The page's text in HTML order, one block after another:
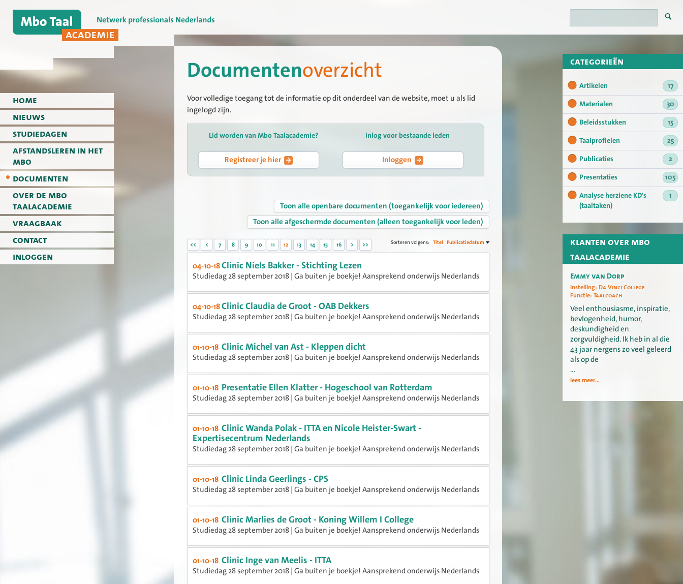
home
nieuws
studiedagen
afstandsleren in het
mbo
documenten
over de mbo
taalacademie
vraagbaak
contact
inloggen
categorieën
Artikelen
17
Materialen
30
Beleidsstukken
15
Taalprofielen
25
Publicaties
2
Presentaties
105
Analyse herziene KD's
(taaltaken)
1
klanten over mbo
taalacademie
Emmy van Dorp
Instelling: Da Vinci College
Functie: Taalcoach
Veel enthousiasme, inspiratie,
bevlogenheid, humor,
deskundigheid en
zorgvuldigheid. Ik heb in al die
43 jaar nergens zo veel geleerd
als op de
…
lees meer...
Documentenoverzicht
Voor volledige toegang tot de informatie op dit onderdeel van de website, moet u als lid
ingelogd zijn.
Lid worden van Mbo Taalacademie?
Registreer je hier
Inlog voor bestaande leden
Inloggen
Toon alle openbare documenten (toegankelijk voor iedereen)
Toon alle afgeschermde documenten (alleen toegankelijk voor leden)
<< < 7 8 9 10 11 12 13 14 15 16 > >> Sorteren volgens: Titel Publicatiedatum
04-10-18Clinic Niels Bakker - Stichting Lezen
Studiedag 28 september 2018 | Ga buiten je boekje! Aansprekend onderwijs Nederlands
04-10-18Clinic Claudia de Groot - OAB Dekkers
Studiedag 28 september 2018 | Ga buiten je boekje! Aansprekend onderwijs Nederlands
01-10-18 Clinic Michel van Ast - Kleppen dicht
Studiedag 28 september 2018 | Ga buiten je boekje! Aansprekend onderwijs Nederlands
01-10-18 Presentatie Ellen Klatter - Hogeschool van Rotterdam
Studiedag 28 september 2018 | Ga buiten je boekje! Aansprekend onderwijs Nederlands
01-10-18 Clinic Wanda Polak - ITTA en Nicole Heister-Swart -
Expertisecentrum Nederlands
Studiedag 28 september 2018 | Ga buiten je boekje! Aansprekend onderwijs Nederlands
01-10-18 Clinic Linda Geerlings - CPS
Studiedag 28 september 2018 | Ga buiten je boekje! Aansprekend onderwijs Nederlands
01-10-18 Clinic Marlies de Groot - Koning Willem I College
Studiedag 28 september 2018 | Ga buiten je boekje! Aansprekend onderwijs Nederlands
01-10-18 Clinic Inge van Meelis - ITTA
Studiedag 28 september 2018 | Ga buiten je boekje! Aansprekend onderwijs Nederlands